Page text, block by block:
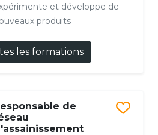
et développe de
produits
les formations
de